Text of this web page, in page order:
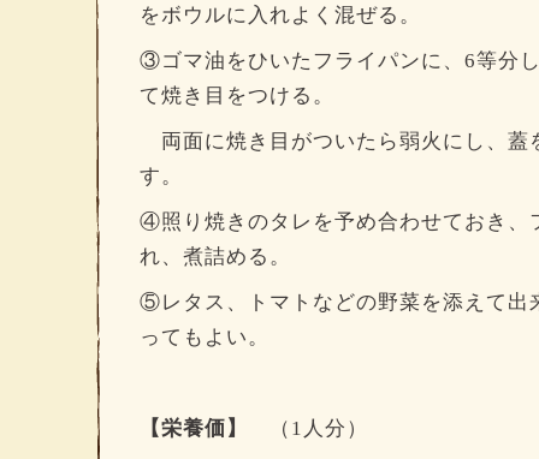
をボウルに入れよく混ぜる。
③ゴマ油をひいたフライパンに、6等分
て焼き目をつける。
両面に焼き目がついたら弱火にし、蓋
す。
④照り焼きのタレを予め合わせておき、
れ、煮詰める。
⑤レタス、トマトなどの野菜を添えて
ってもよい。
【栄養価】
（1人分）